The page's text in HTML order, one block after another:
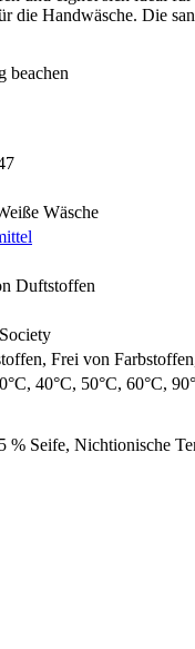
die Handwäsche. Die
beachen
Wäsche
Duftstoffen
Frei von
40°C, 50°C, 60°C,
Seife, Nichtionische